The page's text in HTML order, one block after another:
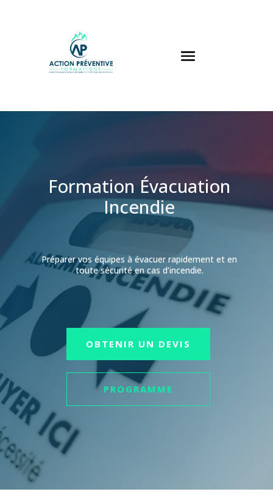
Formation Évacuation
Incendie
Préparer vos équipes à évacuer rapidement et en
toute sécurité en cas d’incendie.
OBTENIR UN DEVIS
PROGRAMME